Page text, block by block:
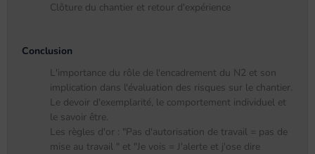
Clôture du chantier et retour d'expérience
Conclusion
L'importance du rôle de l'encadrement du N2 et son
implication dans l'évaluation des risques sur le chantier.
Le devoir d'exemplarité, le comportement individuel et
le savoir être.
Les règles d'or : "Pas d'autorisation de travail = pas de
mise au travail " et "Je vois = J'alerte et j'ose dire